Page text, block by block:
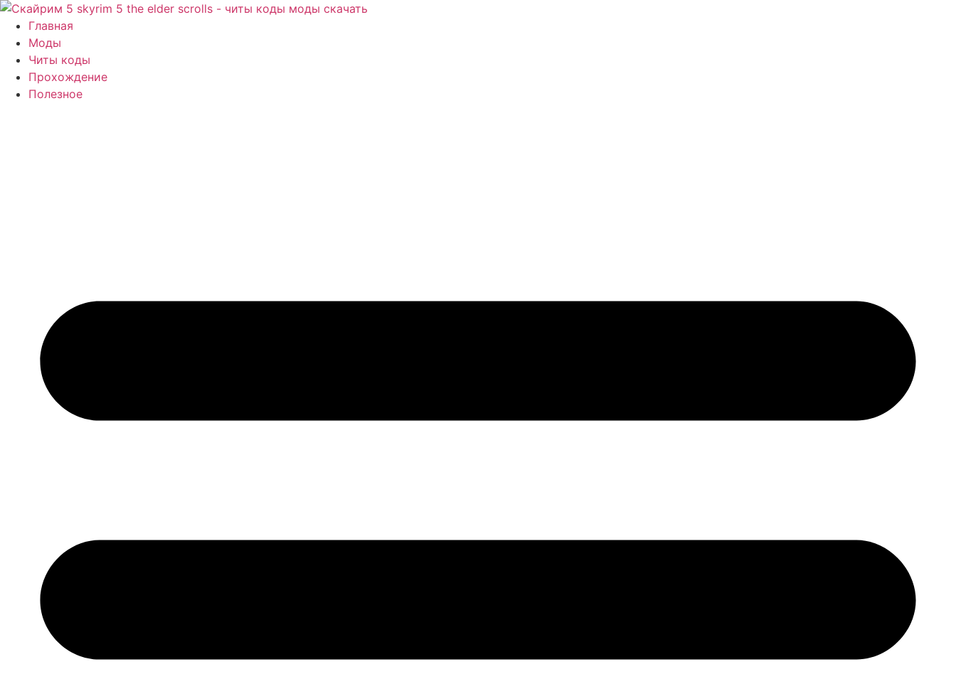
Перейти
содержимому
Главная
Моды
Читы коды
Прохождение
Полезное